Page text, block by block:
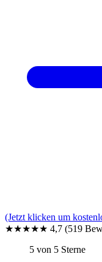
(Jetzt klicken um
★★★★★ 4,7 (519
5 von 5 Sterne